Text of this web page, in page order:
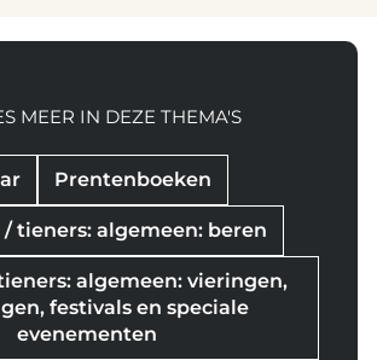
Prentenboeken
tieners: algemeen: beren
algemeen: vieringen,
festivals en speciale
evenementen
MEER IN DEZE THEMA'S